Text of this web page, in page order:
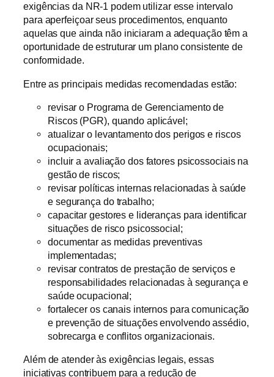
exigências da NR-1 podem utilizar esse intervalo
para aperfeiçoar seus procedimentos, enquanto
aquelas que ainda não iniciaram a adequação têm a
oportunidade de estruturar um plano consistente de
conformidade.
Entre as principais medidas recomendadas estão:
revisar o Programa de Gerenciamento de
Riscos (PGR), quando aplicável;
atualizar o levantamento dos perigos e riscos
ocupacionais;
incluir a avaliação dos fatores psicossociais na
gestão de riscos;
revisar políticas internas relacionadas à saúde
e segurança do trabalho;
capacitar gestores e lideranças para identificar
situações de risco psicossocial;
documentar as medidas preventivas
implementadas;
revisar contratos de prestação de serviços e
responsabilidades relacionadas à segurança e
saúde ocupacional;
fortalecer os canais internos para comunicação
e prevenção de situações envolvendo assédio,
sobrecarga e conflitos organizacionais.
Além de atender às exigências legais, essas
iniciativas contribuem para a redução de